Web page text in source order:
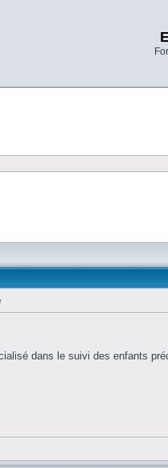
dans le suivi des enfants